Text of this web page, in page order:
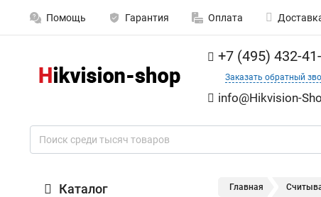
Помощь Гарантия Оплата
+7 (495) 432-
Заказать обратный
info@Hikvision-
Каталог Главная